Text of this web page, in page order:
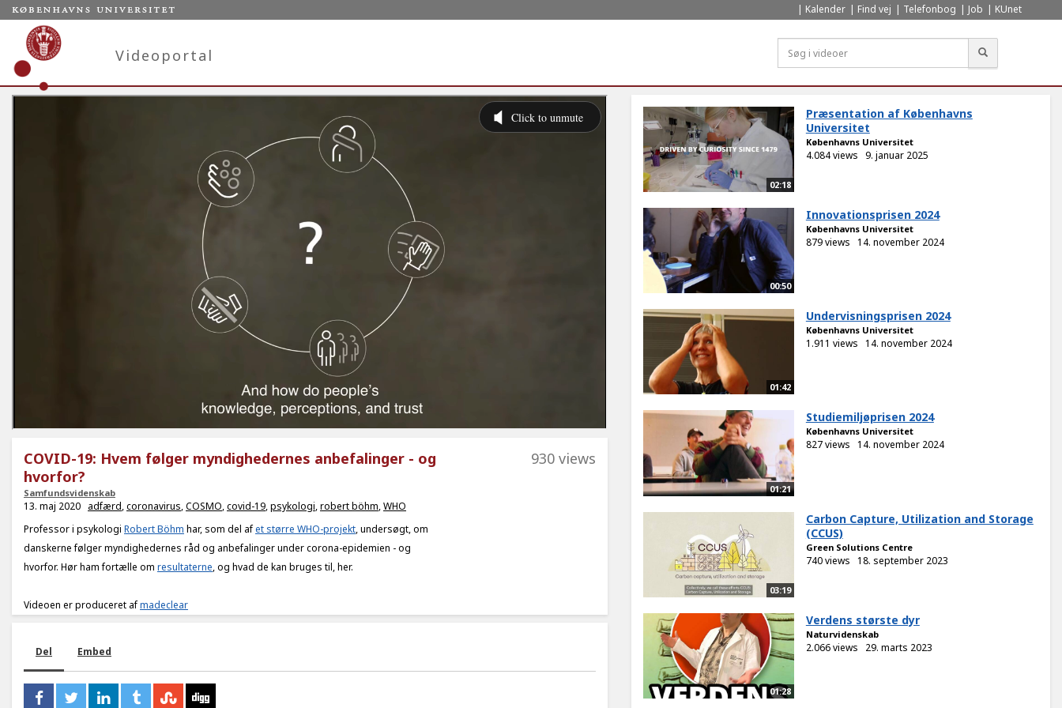
Kalender Find vej Telefonbog Job KUnet
Videoportal
COVID-19: Hvem følger myndighedernes anbefalinger - og
hvorfor?
Samfundsvidenskab
930 views
13. maj 2020 adfærd,coronavirus,COSMO,covid-19,psykologi,robert böhm,WHO
Professor i psykologi Robert Böhm har, som del afet større WHO-projekt, undersøgt, om
danskerne følger myndighedernes råd og anbefalinger under corona-epidemien - og
hvorfor. Hør ham fortælle om resultaterne, og hvad de kan bruges til, her.
Videoen er produceret afmadeclear
Del Embed
02:18
Præsentation af Københavns
Universitet
Københavns Universitet
4.084 views 9. januar 2025
00:50
Innovationsprisen 2024
Københavns Universitet
879 views 14. november 2024
01:42
Undervisningsprisen 2024
Københavns Universitet
1.911 views 14. november 2024
01:21
Studiemiljøprisen 2024
Københavns Universitet
827 views 14. november 2024
03:19
Carbon Capture, Utilization and Storage
(CCUS)
Green Solutions Centre
740 views 18. september 2023
01:28
Verdens største dyr
Naturvidenskab
2.066 views 29. marts 2023